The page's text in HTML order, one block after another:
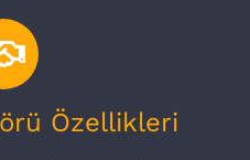
Özellikleri